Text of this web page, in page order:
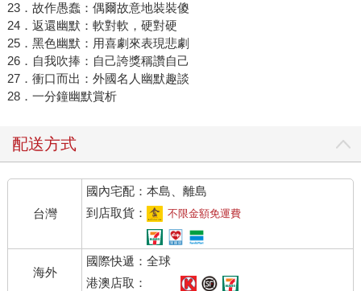
23．故作愚蠢：偶爾故意地裝裝傻
24．返還幽默：軟對軟，硬對硬
25．黑色幽默：用喜劇來表現悲劇
26．自我吹捧：自己誇獎稱讚自己
27．衝口而出：外國名人幽默趣談
28．一分鐘幽默賞析
配送方式
台灣
國內宅配：本島、離島
到店取貨：
不限金額免運費
海外
國際快遞：全球
港澳店取：